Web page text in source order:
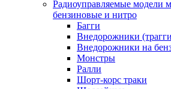
Радиоуправляемые модели
бензиновые и нитро
Багги
Внедорожники
Внедорожники на
Монстры
Ралли
Шорт-корс траки